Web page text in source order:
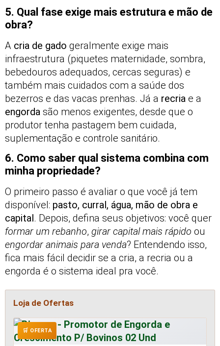
5. Qual fase exige mais estrutura e mão de
obra?
A cria de gado geralmente exige mais
infraestrutura (piquetes maternidade, sombra,
bebedouros adequados, cercas seguras) e
também mais cuidados com a saúde dos
bezerros e das vacas prenhas. Já a recria e a
engorda são menos exigentes, desde que o
produtor tenha pastagem bem cuidada,
suplementação e controle sanitário.
6. Como saber qual sistema combina com
minha propriedade?
O primeiro passo é avaliar o que você já tem
disponível: pasto, curral, água, mão de obra e
capital. Depois, defina seus objetivos: você quer
formar um rebanho, girar capital mais rápido ou
engordar animais para venda? Entendendo isso,
fica mais fácil decidir se a cria, a recria ou a
engorda é o sistema ideal pra você.
Loja de Ofertas
🛒 OFERTA